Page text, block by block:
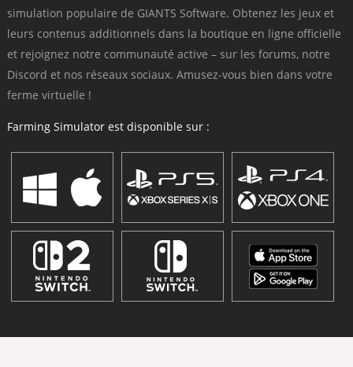
simulation populaire de GIANTS Software. Obtenez les jeux et
leurs contenus additionnels dans la boutique en ligne officielle
et rejoignez notre communauté active – sur les forums, notre
Discord et nos réseaux sociaux. Amusez-vous bien dans votre
ferme virtuelle !
Farming Simulator est disponible sur :